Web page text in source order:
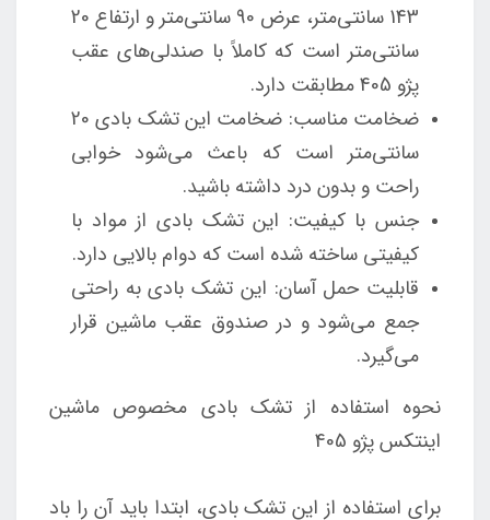
143 سانتی‌متر، عرض 90 سانتی‌متر و ارتفاع 20
سانتی‌متر است که کاملاً با صندلی‌های عقب
پژو 405 مطابقت دارد.
ضخامت مناسب: ضخامت این تشک بادی 20
سانتی‌متر است که باعث می‌شود خوابی
راحت و بدون درد داشته باشید.
جنس با کیفیت: این تشک بادی از مواد با
کیفیتی ساخته شده است که دوام بالایی دارد.
قابلیت حمل آسان: این تشک بادی به راحتی
جمع می‌شود و در صندوق عقب ماشین قرار
می‌گیرد.
نحوه استفاده از تشک بادی مخصوص ماشین
اینتکس پژو 405
برای استفاده از این تشک بادی، ابتدا باید آن را باد